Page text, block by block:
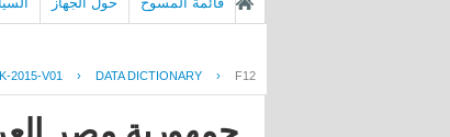
2015-V01 › DATA DICTIONARY › F12